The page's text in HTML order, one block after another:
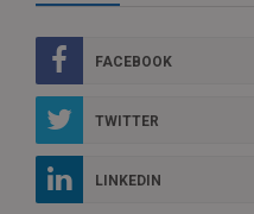
FACEBOOK
TWITTER
LINKEDIN